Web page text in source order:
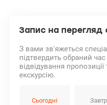
Запис на перегляд
З вами зв'яжеться
підтвердить обраний час
відвідування
екскурсію.
Сьогодні